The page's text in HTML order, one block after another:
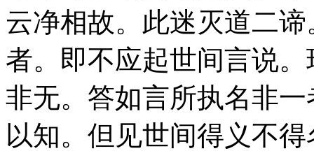
云净相故。此迷灭道二
者。即不应起世间言说
非无。答如言所执名非
以知。但见世间得义不